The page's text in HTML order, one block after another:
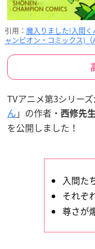
引用： 魔入りました!入間
ャンピオン・コミックス)（
TVアニメ第3シリー
ん 」の作者・ 西修先生
を公開しました！
入間た
それぞ
尊さが